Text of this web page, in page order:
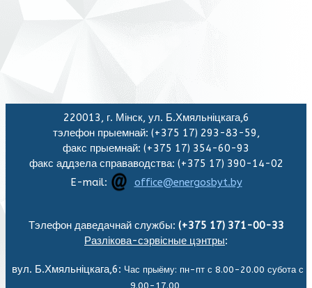
220013, г. Мінск, ул. Б.Хмяльніцкага,6
тэлефон прыемнай: (+375 17) 293-83-59,
факс прыемнай: (+375 17) 354-60-93
факс аддзела справаводства: (+375 17) 390-14-02
E-mail:
office@energosbyt.by
Тэлефон даведачнай службы: (+375 17) 371-00-33
Разлікова-сэрвісные цэнтры:
вул. Б.Хмяльніцкага,6: Час прыёму: пн-пт с 8.00-20.00 субота с
9.00-17.00